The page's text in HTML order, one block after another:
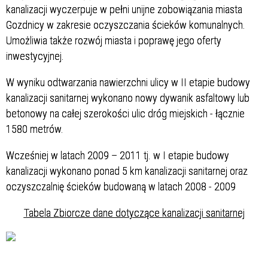
kanalizacji wyczerpuje w pełni unijne zobowiązania miasta
Gozdnicy w zakresie oczyszczania ścieków komunalnych.
Umożliwia także rozwój miasta i poprawę jego oferty
inwestycyjnej.
W wyniku odtwarzania nawierzchni ulicy w II etapie budowy
kanalizacji sanitarnej wykonano nowy dywanik asfaltowy lub
betonowy na całej szerokości ulic dróg miejskich - łącznie
1580 metrów.
Wcześniej w latach 2009 – 2011 tj. w I etapie budowy
kanalizacji wykonano ponad 5 km kanalizacji sanitarnej oraz
oczyszczalnię ścieków budowaną w latach 2008 - 2009
Tabela Zbiorcze dane dotyczące kanalizacji sanitarnej